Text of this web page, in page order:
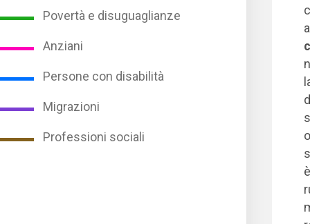
Povertà e disuguaglianze
Anziani
Persone con disabilità
Migrazioni
Professioni sociali